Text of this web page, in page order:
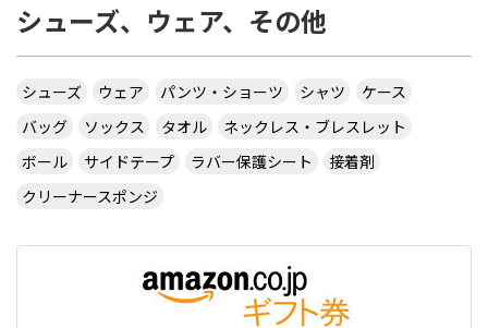
シューズ、ウェア、その他
シューズ ウェア パンツ・ショーツ シャツ
ケース
バッグ
ソックス タオル
ネックレス・ブレスレット
ボール
サイドテープ ラバー保護シート
接着剤
クリーナースポンジ